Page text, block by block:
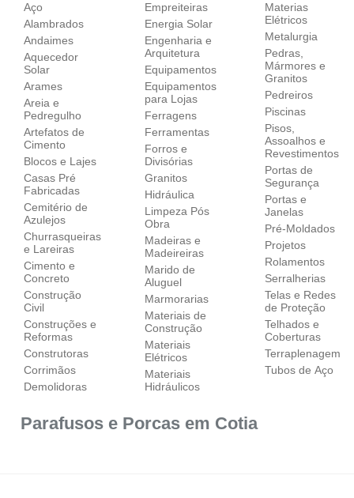
Aço
Alambrados
Andaimes
Aquecedor
Solar
Arames
Areia e
Pedregulho
Artefatos de
Cimento
Blocos e Lajes
Casas Pré
Fabricadas
Cemitério de
Azulejos
Churrasqueiras
e Lareiras
Cimento e
Concreto
Construção
Civil
Construções e
Reformas
Construtoras
Corrimãos
Demolidoras
Empreiteiras
Energia Solar
Engenharia e
Arquitetura
Equipamentos
Equipamentos
para Lojas
Ferragens
Ferramentas
Forros e
Divisórias
Granitos
Hidráulica
Limpeza Pós
Obra
Madeiras e
Madeireiras
Marido de
Aluguel
Marmorarias
Materiais de
Construção
Materiais
Elétricos
Materiais
Hidráulicos
Materias
Elétricos
Metalurgia
Pedras,
Mármores e
Granitos
Pedreiros
Piscinas
Pisos,
Assoalhos e
Revestimentos
Portas de
Segurança
Portas e
Janelas
Pré-Moldados
Projetos
Rolamentos
Serralherias
Telas e Redes
de Proteção
Telhados e
Coberturas
Terraplenagem
Tubos de Aço
Parafusos e Porcas em Cotia